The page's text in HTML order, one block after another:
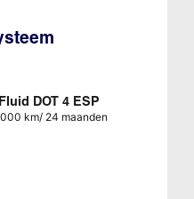
DOT 4 ESP
km/ 24 maanden